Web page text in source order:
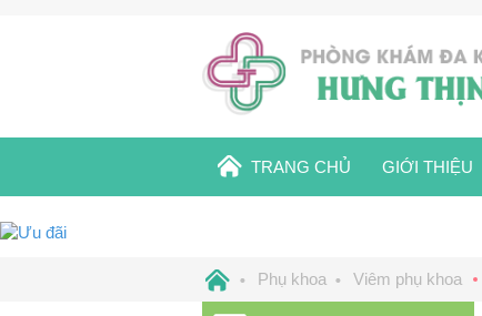
TRANG CHỦ GIỚI THIỆU
Phụ khoa Viêm phụ khoa